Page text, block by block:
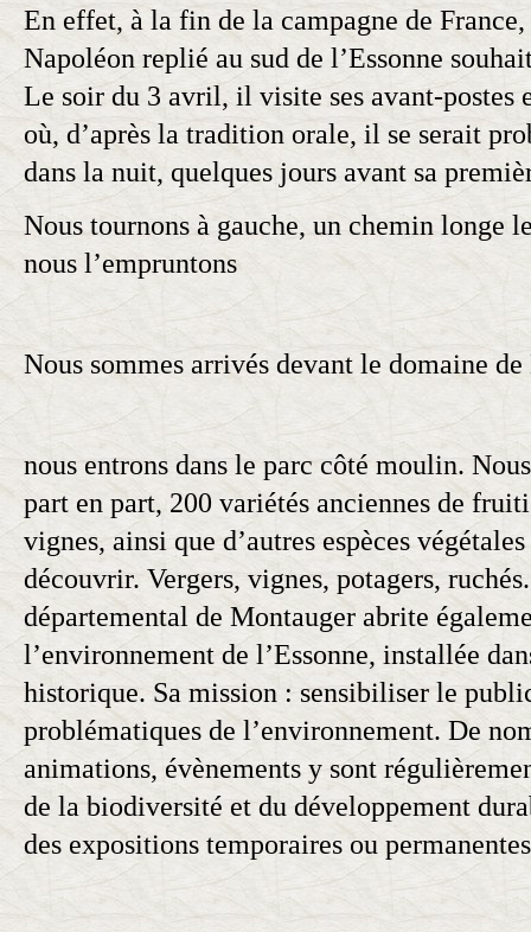
En effet, à la fin de la campagne de
Napoléon replié au sud de l’Essonne
Le soir du 3 avril, il visite ses avant-postes
où, d’après la tradition orale, il se serait
dans la nuit, quelques jours avant sa
Nous tournons à gauche, un chemin longe
nous l’empruntons
Nous sommes arrivés devant le domaine
nous entrons dans le parc côté moulin.
part en part, 200 variétés anciennes de
vignes, ainsi que d’autres espèces
découvrir. Vergers, vignes, potagers,
départemental de Montauger abrite
l’environnement de l’Essonne, installée
historique. Sa mission : sensibiliser le
problématiques de l’environnement. De
animations, évènements y sont
de la biodiversité et du développement
des expositions temporaires ou